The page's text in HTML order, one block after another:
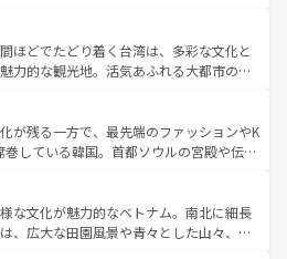
ルだ。 なお、新着のアメリカ
一覧を参照してほしい。
心で訪れる人々を迎えてくれるハワイの
ーカルフードやハワイアンミュージッ
ダンスなど、すべてがハワイの魅力を彩
。 なお、新着のハワイ情報
を参照してほしい。
中央部にそびえるウルル（エアーズロッ
の美しい原生林やケアンズの熱帯雨林な
くさん。また、カフェやワイン、オージ
ティも充実しており、サーフィンやダイ
グなど、アウトドア好きにはたまらな
アの多彩な魅力を存分に味わいつくそ
ほどでたどり着く台湾は、多彩な文化と
力的な観光地。活気あふれる大都市の台
岳地帯である台湾東部など、都市の喧騒
共存しており、訪れる人に新しい発見と
くれる。また、奥深い台湾の食文化も魅
のスイーツなど、バラエティ豊かな料理
わえる。 なお、新着の台湾情報は コンテンツ一覧を参
が残る一方で、最先端のファッションやK
巻している韓国。首都ソウルの宮殿や伝統
ばせば四季折々の自然美を楽しむことが
キムチや焼肉、絶品のストリートフード
韓国料理が待っている。夜には、韓国な
な文化が魅力的なベトナム。南北に細長
、広大な田園風景や青々とした山々、世